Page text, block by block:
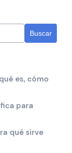
es, cómo
para
qué sirve